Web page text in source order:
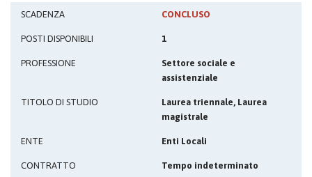
SCADENZA CONCLUSO
POSTI DISPONIBILI 1
PROFESSIONE
Settore sociale e
assistenziale
TITOLO DI STUDIO
Laurea triennale, Laurea
magistrale
ENTE Enti Locali
CONTRATTO Tempo indeterminato